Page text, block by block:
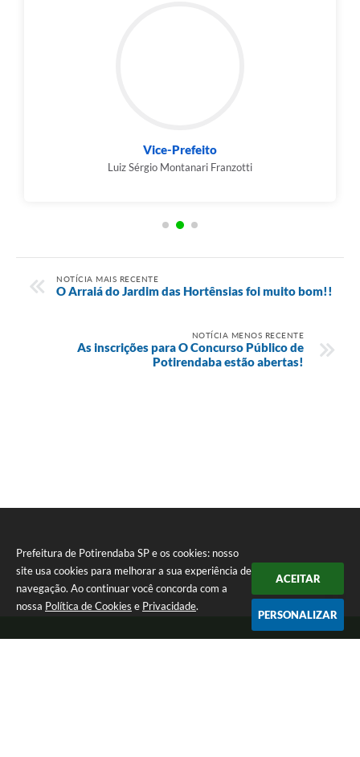
Prefeitura de Potirendaba SP e os cookies: nosso
site usa cookies para melhorar a sua experiência de
navegação. Ao continuar você concorda com a
nossa Política de Cookies e Privacidade.
ACEITAR
PERSONALIZAR
Vice-Prefeito
Luiz Sérgio Montanari Franzotti
NOTÍCIA MAIS RECENTE
O Arraiá do Jardim das Hortênsias foi muito bom!!
NOTÍCIA MENOS RECENTE
As inscrições para O Concurso Público de
Potirendaba estão abertas!